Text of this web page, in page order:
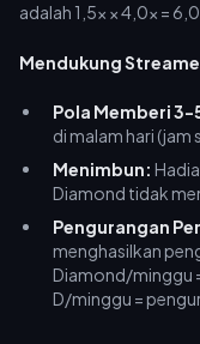
adalah 1,5x × 4,0x =
Mendukung
Pola Memberi
di malam hari (jam
Menimbun:
Diamond tidak
Pengurangan
menghasilkan
Diamond/minggu
D/minggu =